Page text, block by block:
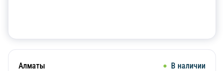
Алматы В наличии